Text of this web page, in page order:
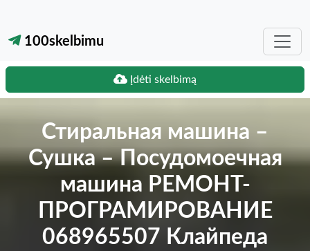
100skelbimu
Įdėti skelbimą
Стиральная машина –
Сушка – Посудомоечная
машина РЕМОНТ-
ПРОГРАМИРОВАНИЕ
068965507 Клайпеда